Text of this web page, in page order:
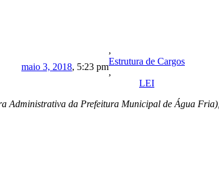
maio 3, 2018, 5:23 pm
,
Estrutura de Cargos
,
LEI
Administrativa da Prefeitura Municipal de Água